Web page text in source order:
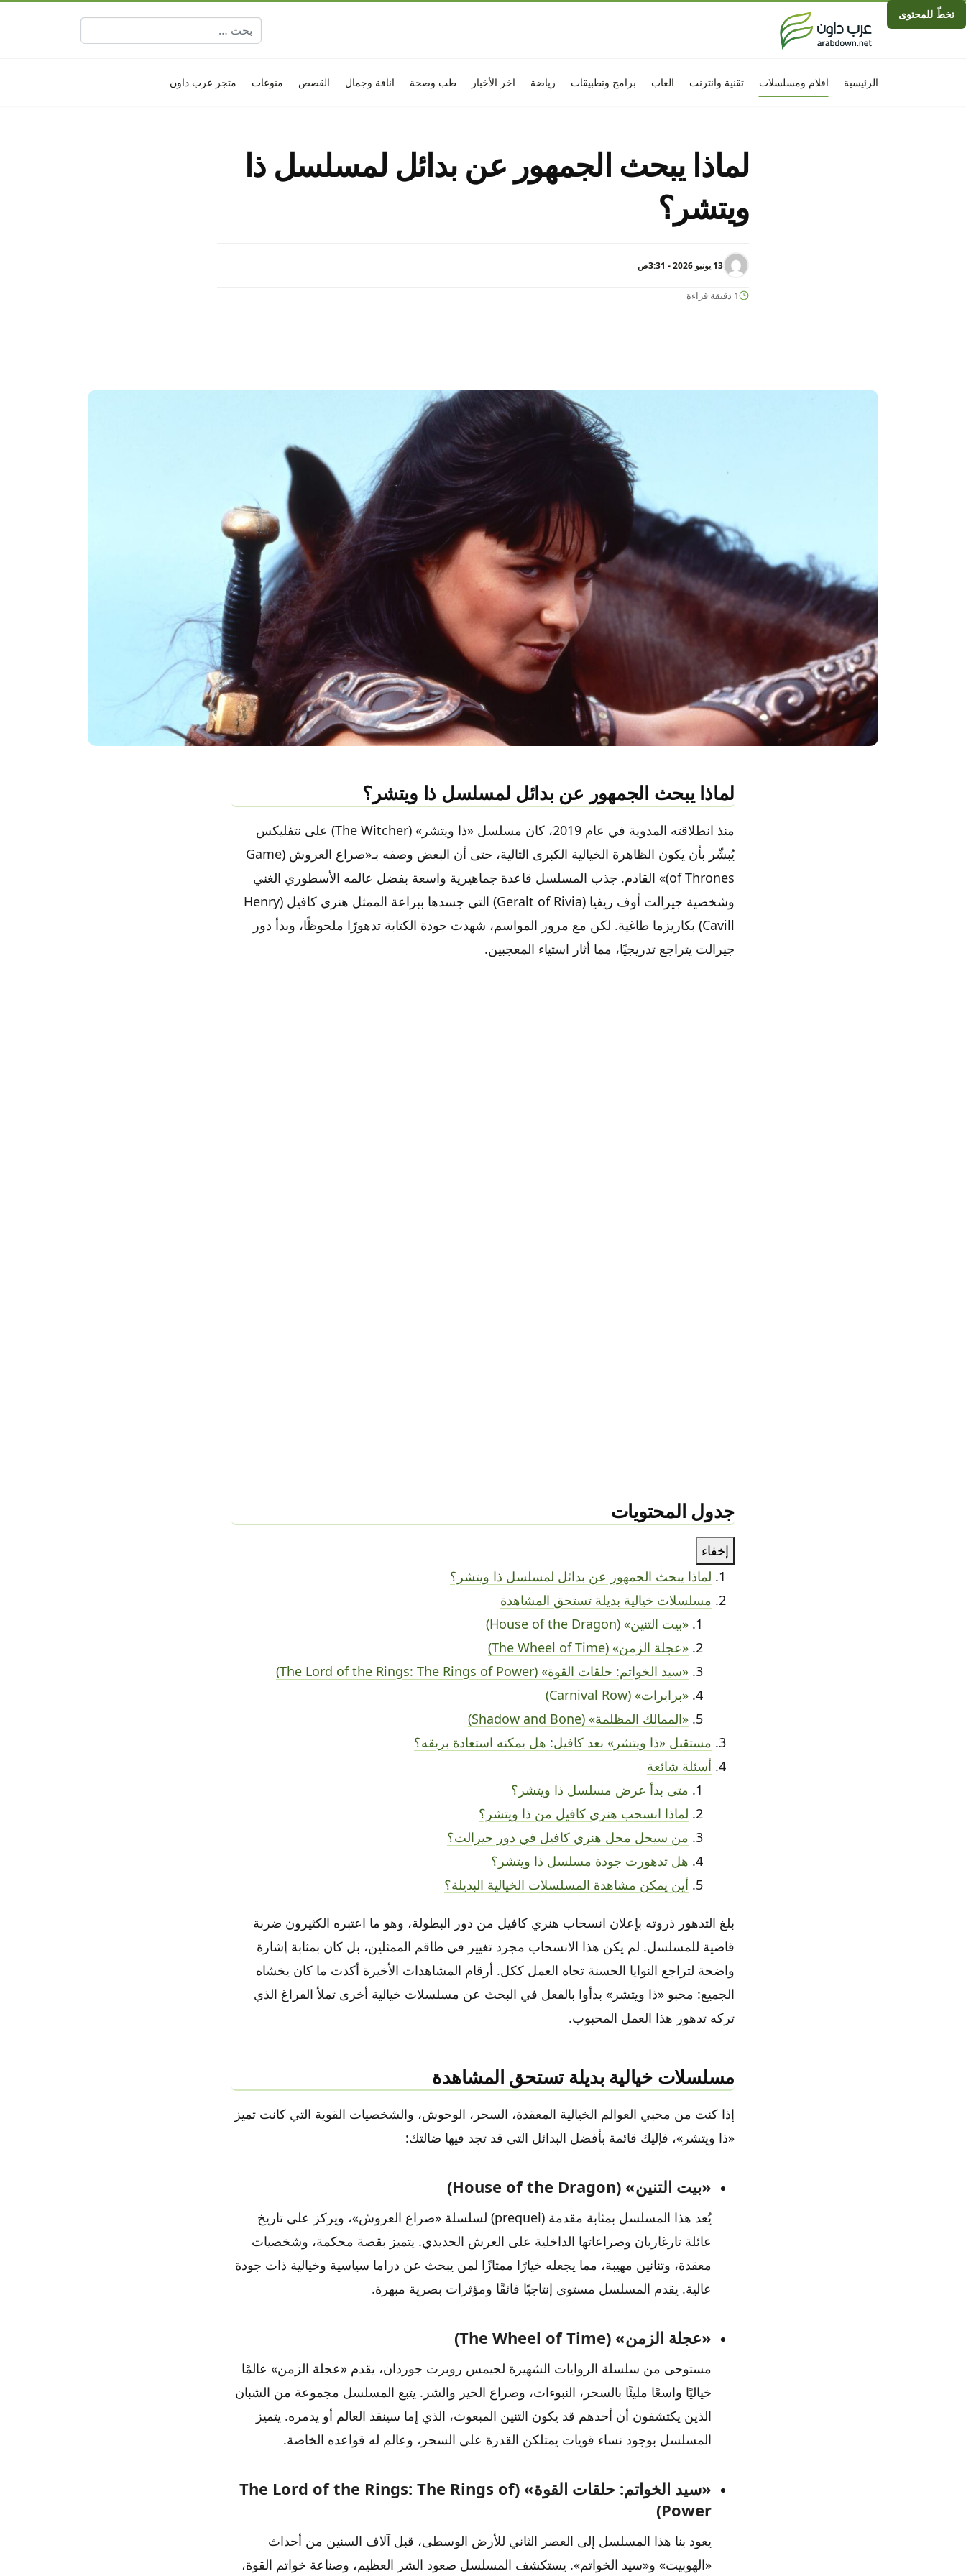
تخطّ للمحتوى
البحث عن:
الرئيسية افلام ومسلسلات تقنية وانترنت العاب برامج وتطبيقات رياضة اخر الأخبار طب وصحة اناقة وجمال القصص منوعات متجر عرب داون
لماذا يبحث الجمهور عن بدائل لمسلسل ذا
ويتشر؟
13 يونيو 2026 - 3:31ص
1 دقيقة قراءة
لماذا يبحث الجمهور عن بدائل لمسلسل ذا ويتشر؟
منذ انطلاقته المدوية في عام 2019، كان مسلسل «ذا ويتشر» (The Witcher) على نتفليكس
يُبشّر بأن يكون الظاهرة الخيالية الكبرى التالية، حتى أن البعض وصفه بـ«صراع العروش (Game
of Thrones)» القادم. جذب المسلسل قاعدة جماهيرية واسعة بفضل عالمه الأسطوري الغني
وشخصية جيرالت أوف ريفيا (Geralt of Rivia) التي جسدها ببراعة الممثل هنري كافيل (Henry
Cavill) بكاريزما طاغية. لكن مع مرور المواسم، شهدت جودة الكتابة تدهورًا ملحوظًا، وبدأ دور
جيرالت يتراجع تدريجيًا، مما أثار استياء المعجبين.
جدول المحتويات
إخفاء
لماذا يبحث الجمهور عن بدائل لمسلسل ذا ويتشر؟
مسلسلات خيالية بديلة تستحق المشاهدة
«بيت التنين» (House of the Dragon)
«عجلة الزمن» (The Wheel of Time)
«سيد الخواتم: حلقات القوة» (The Lord of the Rings: The Rings of Power)
«برابرات» (Carnival Row)
«الممالك المظلمة» (Shadow and Bone)
مستقبل «ذا ويتشر» بعد كافيل: هل يمكنه استعادة بريقه؟
أسئلة شائعة
متى بدأ عرض مسلسل ذا ويتشر؟
لماذا انسحب هنري كافيل من ذا ويتشر؟
من سيحل محل هنري كافيل في دور جيرالت؟
هل تدهورت جودة مسلسل ذا ويتشر؟
أين يمكن مشاهدة المسلسلات الخيالية البديلة؟
بلغ التدهور ذروته بإعلان انسحاب هنري كافيل من دور البطولة، وهو ما اعتبره الكثيرون ضربة
قاضية للمسلسل. لم يكن هذا الانسحاب مجرد تغيير في طاقم الممثلين، بل كان بمثابة إشارة
واضحة لتراجع النوايا الحسنة تجاه العمل ككل. أرقام المشاهدات الأخيرة أكدت ما كان يخشاه
الجميع: محبو «ذا ويتشر» بدأوا بالفعل في البحث عن مسلسلات خيالية أخرى تملأ الفراغ الذي
تركه تدهور هذا العمل المحبوب.
مسلسلات خيالية بديلة تستحق المشاهدة
إذا كنت من محبي العوالم الخيالية المعقدة، السحر، الوحوش، والشخصيات القوية التي كانت تميز
«ذا ويتشر»، فإليك قائمة بأفضل البدائل التي قد تجد فيها ضالتك:
«بيت التنين» (House of the Dragon)
يُعد هذا المسلسل بمثابة مقدمة (prequel) لسلسلة «صراع العروش»، ويركز على تاريخ
عائلة تارغاريان وصراعاتها الداخلية على العرش الحديدي. يتميز بقصة محكمة، وشخصيات
معقدة، وتنانين مهيبة، مما يجعله خيارًا ممتازًا لمن يبحث عن دراما سياسية وخيالية ذات جودة
عالية. يقدم المسلسل مستوى إنتاجيًا فائقًا ومؤثرات بصرية مبهرة.
«عجلة الزمن» (The Wheel of Time)
مستوحى من سلسلة الروايات الشهيرة لجيمس روبرت جوردان، يقدم «عجلة الزمن» عالمًا
خياليًا واسعًا مليئًا بالسحر، النبوءات، وصراع الخير والشر. يتبع المسلسل مجموعة من الشبان
الذين يكتشفون أن أحدهم قد يكون التنين المبعوث، الذي إما سينقذ العالم أو يدمره. يتميز
المسلسل بوجود نساء قويات يمتلكن القدرة على السحر، وعالم له قواعده الخاصة.
«سيد الخواتم: حلقات القوة» (The Lord of the Rings: The Rings of
Power)
يعود بنا هذا المسلسل إلى العصر الثاني للأرض الوسطى، قبل آلاف السنين من أحداث
«الهوبيت» و«سيد الخواتم». يستكشف المسلسل صعود الشر العظيم، وصناعة خواتم القوة،